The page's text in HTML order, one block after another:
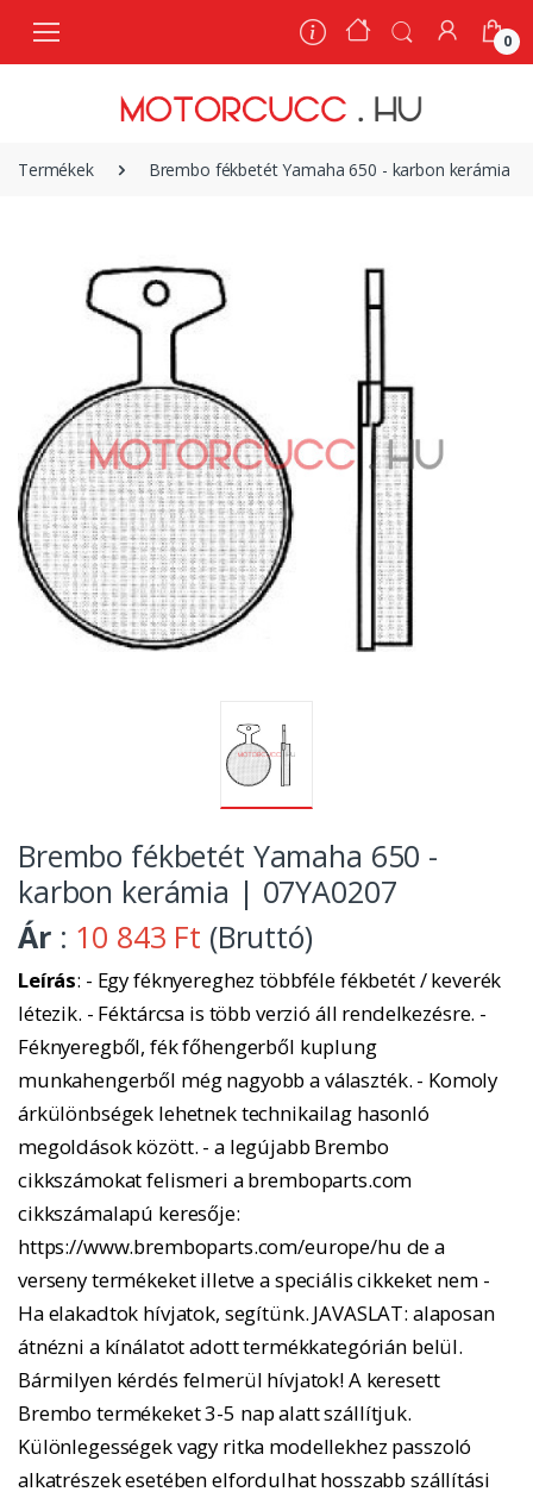
0
Termékek Brembo fékbetét Yamaha 650 - karbon kerámia |
Brembo fékbetét Yamaha 650 -
karbon kerámia | 07YA0207
Ár : 10 843 Ft (Bruttó)
Leírás: - Egy féknyereghez többféle fékbetét / keverék
létezik. - Féktárcsa is több verzió áll rendelkezésre. -
Féknyeregből, fék főhengerből kuplung
munkahengerből még nagyobb a választék. - Komoly
árkülönbségek lehetnek technikailag hasonló
megoldások között. - a legújabb Brembo
cikkszámokat felismeri a bremboparts.com
cikkszámalapú keresője:
https://www.bremboparts.com/europe/hu de a
verseny termékeket illetve a speciális cikkeket nem -
Ha elakadtok hívjatok, segítünk. JAVASLAT: alaposan
átnézni a kínálatot adott termékkategórián belül.
Bármilyen kérdés felmerül hívjatok! A keresett
Brembo termékeket 3-5 nap alatt szállítjuk.
Különlegességek vagy ritka modellekhez passzoló
alkatrészek esetében elfordulhat hosszabb szállítási
0